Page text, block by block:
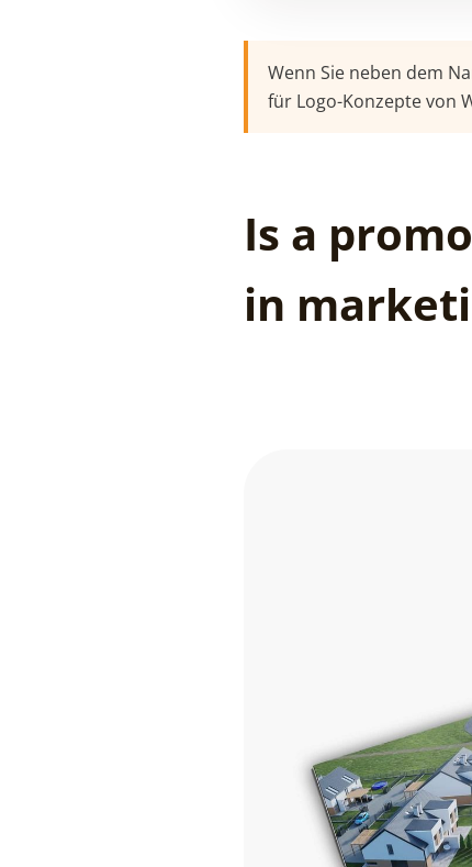
Wenn Sie neben dem
für Logo-Konzepte von
Is a
in